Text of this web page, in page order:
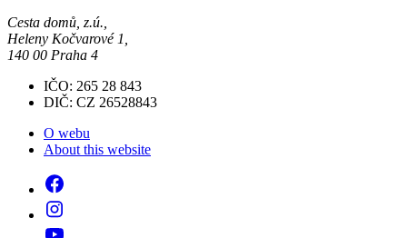
Cesta domů, z.ú.,
Heleny Kočvarové 1,
140 00 Praha 4
IČO: 265 28 843
DIČ: CZ 26528843
O webu
About this website